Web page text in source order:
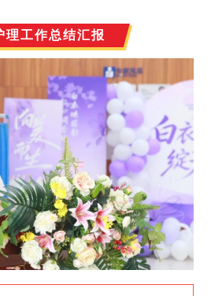
理工作总结汇报